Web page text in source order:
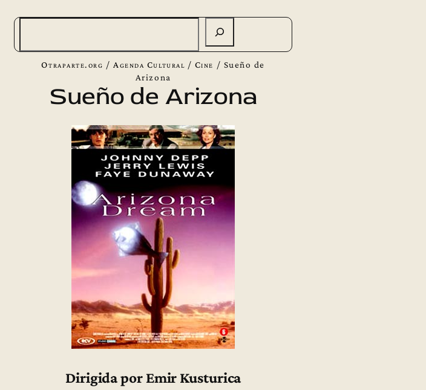
Otraparte.org / Agenda Cultural / Cine / Sueño de
Arizona
Sueño de Arizona
Dirigida por Emir Kusturica